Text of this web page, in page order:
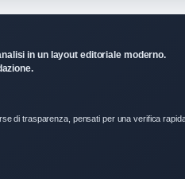
in un layout editoriale moderno.
di trasparenza, pensati per una verifica